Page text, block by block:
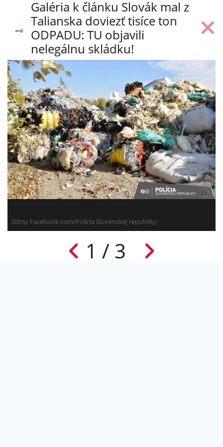
Galéria k článku Slovák mal z
Talianska doviezť tisíce ton
ODPADU: TU objavili
nelegálnu skládku!
Zdroj: Facebook.com/Polícia Slovenskej republiky
1 / 3